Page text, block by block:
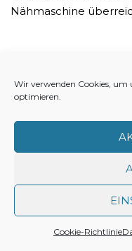
Wir verwenden Cookies, um
optimieren.
Cookie-Richtlinie
Nähmaschine
Neve Charity|